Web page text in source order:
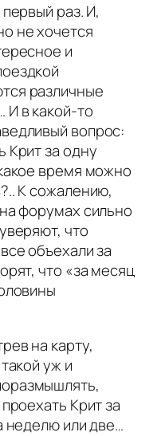
раз. И,
не хочется
и
различные
И в какой-то
вопрос:
Крит за одну
время можно
К сожалению,
форумах сильно
что
объехали за
что «за месяц
на карту,
уж и
Крит за
неделю или две…